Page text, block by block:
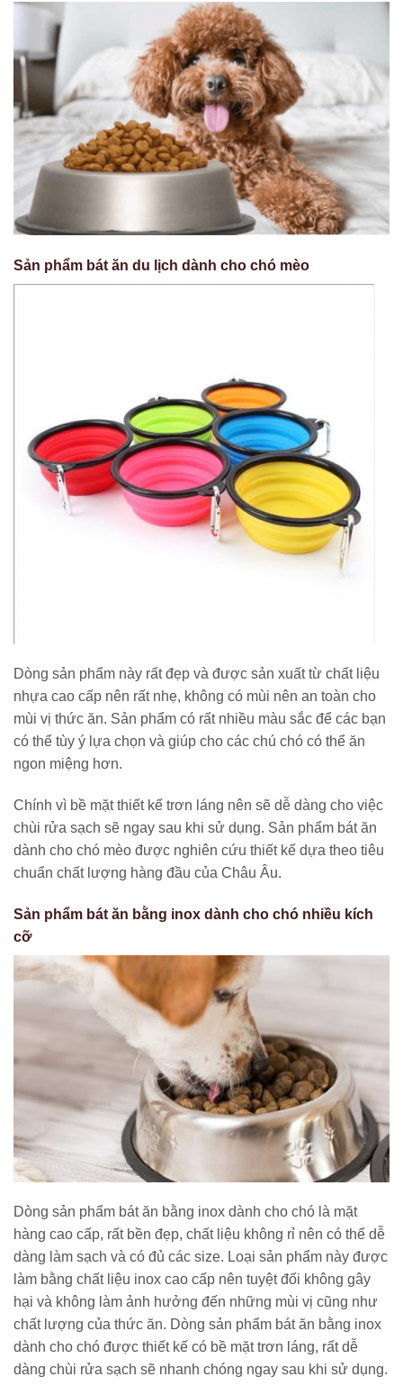
Sản phẩm bát ăn du lịch dành cho chó mèo
Dòng sản phẩm này rất đẹp và được sản xuất từ chất liệu
nhựa cao cấp nên rất nhẹ, không có mùi nên an toàn cho
mùi vị thức ăn. Sản phẩm có rất nhiều màu sắc để các bạn
có thể tùy ý lựa chọn và giúp cho các chú chó có thể ăn
ngon miệng hơn.
Chính vì bề mặt thiết kế trơn láng nên sẽ dễ dàng cho việc
chùi rửa sạch sẽ ngay sau khi sử dụng. Sản phẩm bát ăn
dành cho chó mèo được nghiên cứu thiết kế dựa theo tiêu
chuẩn chất lượng hàng đầu của Châu Âu.
Sản phẩm bát ăn bằng inox dành cho chó nhiều kích
cỡ
Dòng sản phẩm bát ăn bằng inox dành cho chó là mặt
hàng cao cấp, rất bền đẹp, chất liệu không rỉ nên có thể dễ
dàng làm sạch và có đủ các size. Loại sản phẩm này được
làm bằng chất liệu inox cao cấp nên tuyệt đối không gây
hại và không làm ảnh hưởng đến những mùi vị cũng như
chất lượng của thức ăn. Dòng sản phẩm bát ăn bằng inox
dành cho chó được thiết kế có bề mặt trơn láng, rất dễ
dàng chùi rửa sạch sẽ nhanh chóng ngay sau khi sử dụng.